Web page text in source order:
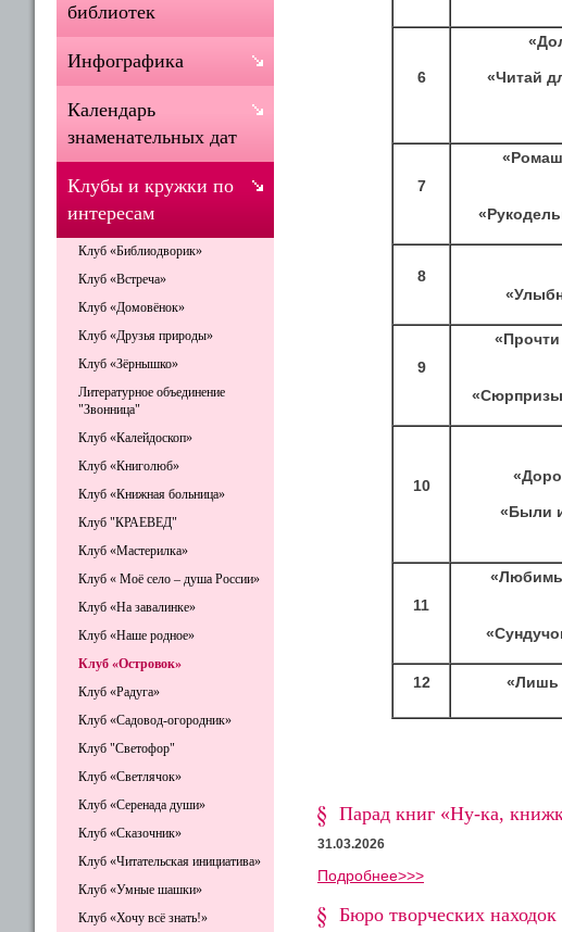
6 «Читай
7
8
9
«Сюрпризы
10
«Были
11
12 «Лишь
Парад книг «Ну-ка,
31.03.2026
Подробнее>>>
Бюро творческих
библиотек
Инфографика
Календарь
знаменательных дат
Клубы и кружки по
интересам
Клуб «Библиодворик»
Клуб «Встреча»
Клуб «Домовёнок»
Клуб «Друзья природы»
Клуб «Зёрнышко»
Литературное объединение
"Звонница"
Клуб «Калейдоскоп»
Клуб «Книголюб»
Клуб «Книжная больница»
Клуб "КРАЕВЕД"
Клуб «Мастерилка»
Клуб « Моё село – душа России»
Клуб «На завалинке»
Клуб «Наше родное»
Клуб «Островок»
Клуб «Радуга»
Клуб «Садовод-огородник»
Клуб "Светофор"
Клуб «Светлячок»
Клуб «Серенада души»
Клуб «Сказочник»
Клуб «Читательская инициатива»
Клуб «Умные шашки»
Клуб «Хочу всё знать!»